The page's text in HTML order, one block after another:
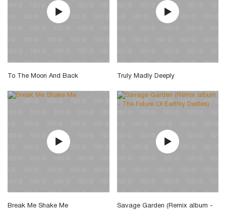
To The Moon And Back Truly Madly Deeply
Break Me Shake Me
Savage Garden (Remix album -